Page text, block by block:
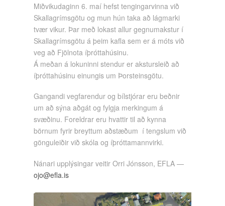
Miðvikudaginn 6. maí hefst tengingarvinna við
Skallagrímsgötu og mun hún taka að lágmarki
tvær vikur. Þar með lokast allur gegnumakstur í
Skallagrímsgötu á þeim kafla sem er á móts við
veg að Fjölnota íþróttahúsinu.
Á meðan á lokuninni stendur er akstursleið að
íþróttahúsinu einungis um Þorsteinsgötu.
Gangandi vegfarendur og bílstjórar eru beðnir
um að sýna aðgát og fylgja merkingum á
svæðinu. Foreldrar eru hvattir til að kynna
börnum fyrir breyttum aðstæðum í tengslum við
gönguleiðir við skóla og íþróttamannvirki.
Nánari upplýsingar veitir Orri Jónsson, EFLA —
ojo@efla.is